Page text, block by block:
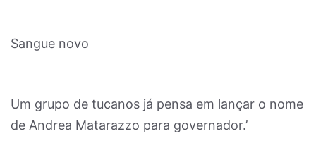
Sangue novo
Um grupo de tucanos já pensa em lançar o nome
de Andrea Matarazzo para governador.’